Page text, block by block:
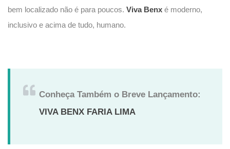
bem localizado não é para poucos. Viva Benx é moderno,
inclusivo e acima de tudo, humano.
Conheça Também o Breve Lançamento:
VIVA BENX FARIA LIMA